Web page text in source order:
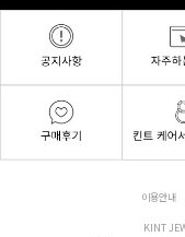
이용안내
KINT